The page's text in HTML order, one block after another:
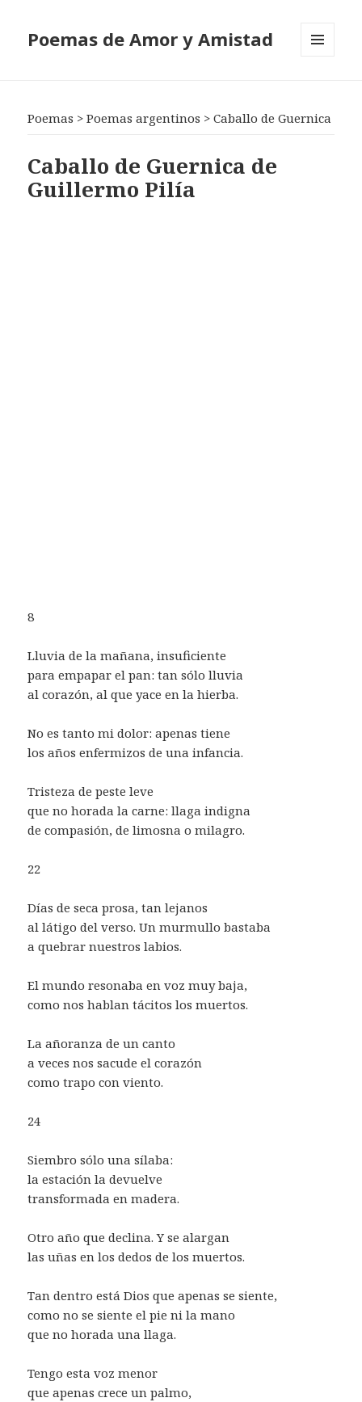
Poemas de Amor y Amistad
Poemas >Poemas argentinos >Caballo de Guernica
Caballo de Guernica de
Guillermo Pilía
8
Lluvia de la mañana, insuficiente
para empapar el pan: tan sólo lluvia
al corazón, al que yace en la hierba.
No es tanto mi dolor: apenas tiene
los años enfermizos de una infancia.
Tristeza de peste leve
que no horada la carne: llaga indigna
de compasión, de limosna o milagro.
22
Días de seca prosa, tan lejanos
al látigo del verso. Un murmullo bastaba
a quebrar nuestros labios.
El mundo resonaba en voz muy baja,
como nos hablan tácitos los muertos.
La añoranza de un canto
a veces nos sacude el corazón
como trapo con viento.
24
Siembro sólo una sílaba:
la estación la devuelve
transformada en madera.
Otro año que declina. Y se alargan
las uñas en los dedos de los muertos.
Tan dentro está Dios que apenas se siente,
como no se siente el pie ni la mano
que no horada una llaga.
Tengo esta voz menor
que apenas crece un palmo,